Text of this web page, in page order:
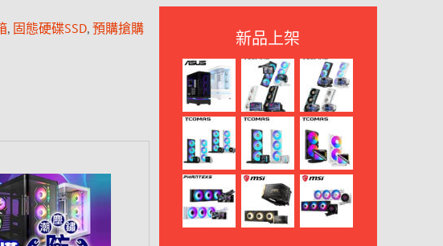
, 固態硬碟SSD, 預購搶購
新品上架